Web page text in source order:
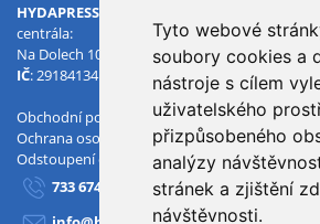
Tyto webové
soubory cookies a
nástroje s cílem
uživatelského
přizpůsobeného
analýzy
stránek a zjištění
návštěvnosti.
HYDAPRESS CZ s.r.o.
centrála:
Na Dolech 109 586 01 Jihlava
IČ: 29184134 : CZ29184134
Obchodní podmínky
Ochrana osobních údajů
Odstoupení od smlouvy
733 674 293